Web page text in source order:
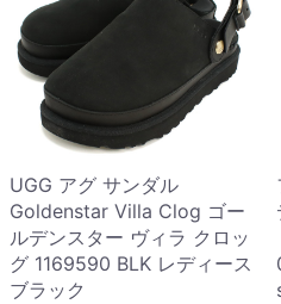
UGG アグ サンダル
Goldenstar Villa Clog ゴー
ルデンスター ヴィラ クロッ
グ 1169590 BLK レディース
ブラック